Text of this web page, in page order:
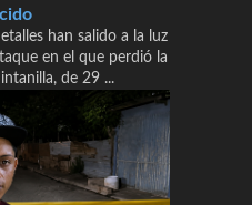
han salido a la luz
en el que perdió la
de 29 ...